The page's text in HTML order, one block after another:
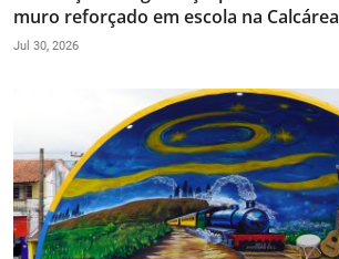
muro reforçado em escola na Calcárea
Jul 30, 2026